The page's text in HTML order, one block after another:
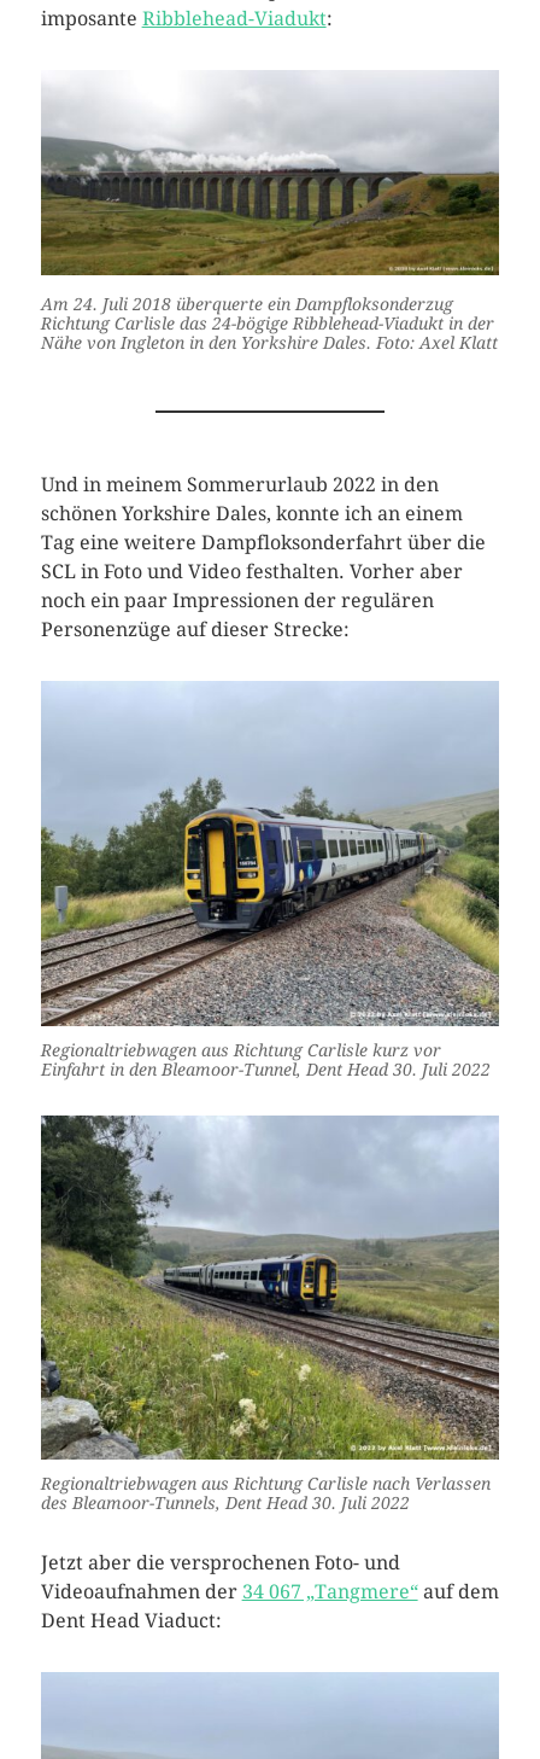
imposante Ribblehead-Viadukt:
Am 24. Juli 2018 überquerte ein Dampfloksonderzug
Richtung Carlisle das 24-bögige Ribblehead-Viadukt in der
Nähe von Ingleton in den Yorkshire Dales. Foto: Axel Klatt
Und in meinem Sommerurlaub 2022 in den
schönen Yorkshire Dales, konnte ich an einem
Tag eine weitere Dampfloksonderfahrt über die
SCL in Foto und Video festhalten. Vorher aber
noch ein paar Impressionen der regulären
Personenzüge auf dieser Strecke:
Regionaltriebwagen aus Richtung Carlisle kurz vor
Einfahrt in den Bleamoor-Tunnel, Dent Head 30. Juli 2022
Regionaltriebwagen aus Richtung Carlisle nach Verlassen
des Bleamoor-Tunnels, Dent Head 30. Juli 2022
Jetzt aber die versprochenen Foto- und
Videoaufnahmen der 34 067 „Tangmere“auf dem
Dent Head Viaduct: